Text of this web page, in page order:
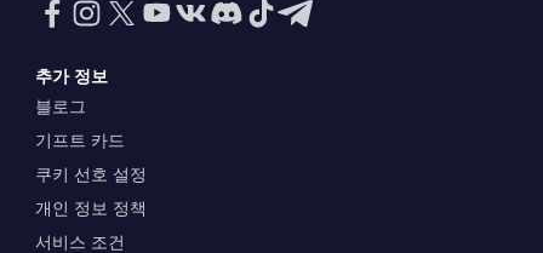
추가 정보
블로그
기프트 카드
쿠키 선호 설정
개인 정보 정책
서비스 조건